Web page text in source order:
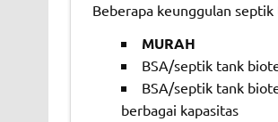
Beberapa keunggulan septik
MURAH
BSA/septik tank
BSA/septik tank
berbagai kapasitas